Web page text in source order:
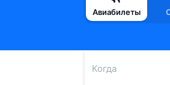
Авиабилеты
Когда